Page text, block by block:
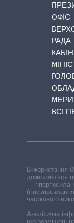
ОФІС
РАДА
МЕРИ
ВСІ
Використання
дозволяється
—
часткового
Аналітична
що розміщені